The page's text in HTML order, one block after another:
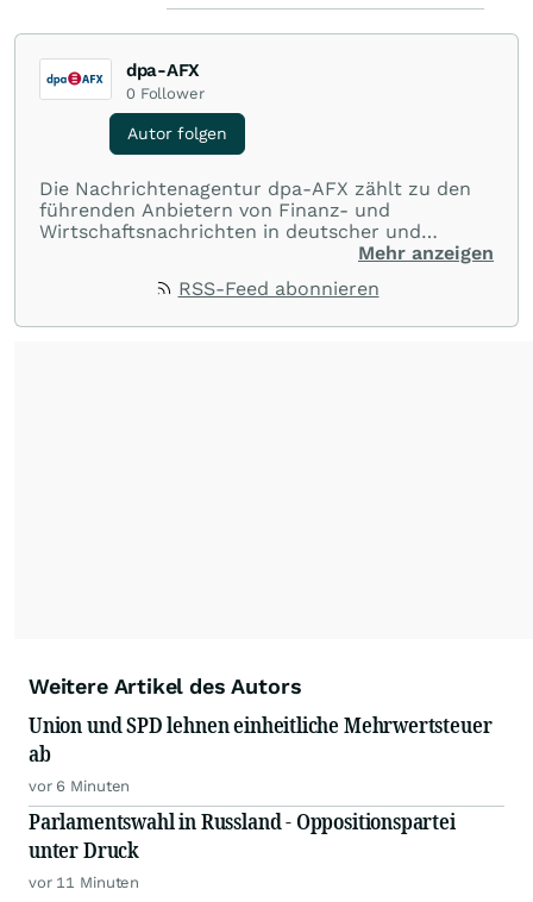
dpa-AFX
0 Follower
Autor folgen
Die Nachrichtenagentur dpa-AFX zählt zu den
führenden Anbietern von Finanz- und
Wirtschaftsnachrichten in deutscher und
englischer Sprache. Gestützt auf ein
dpa-AFX unabhängig, zuverlässig und schnell
Mehr anzeigen
RSS-Feed abonnieren
Weitere Artikel des Autors
Union und SPD lehnen einheitliche Mehrwertsteuer
ab
vor 6 Minuten
Parlamentswahl in Russland - Oppositionspartei
unter Druck
vor 11 Minuten